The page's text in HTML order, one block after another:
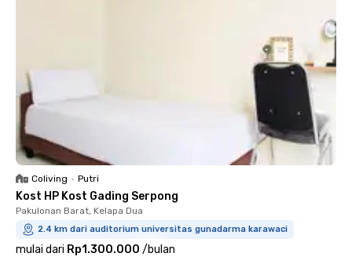
Coliving • Putri
Kost HP Kost Gading Serpong
Pakulonan Barat, Kelapa Dua
2.4 km dari auditorium universitas gunadarma karawaci
mulai dari Rp1.300.000 /bulan